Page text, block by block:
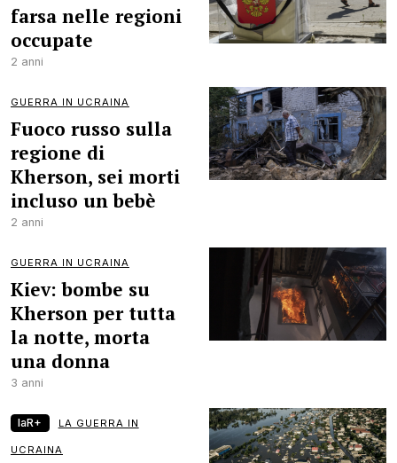
farsa nelle regioni
occupate
2 anni
GUERRA IN UCRAINA
Fuoco russo sulla
regione di
Kherson, sei morti
incluso un bebè
2 anni
GUERRA IN UCRAINA
Kiev: bombe su
Kherson per tutta
la notte, morta
una donna
3 anni
laR+ LA GUERRA IN
UCRAINA